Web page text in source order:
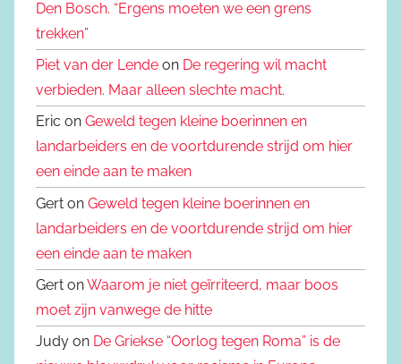
Den Bosch. “Ergens moeten we een grens
trekken”
Piet van der Lende on De regering wil macht
verbieden. Maar alleen slechte macht.
Eric on Geweld tegen kleine boerinnen en
landarbeiders en de voortdurende strijd om hier
een einde aan te maken
Gert on Geweld tegen kleine boerinnen en
landarbeiders en de voortdurende strijd om hier
een einde aan te maken
Gert onWaarom je niet geïrriteerd, maar boos
moet zijn vanwege de hitte
Judy on De Griekse “Oorlog tegen Roma” is de